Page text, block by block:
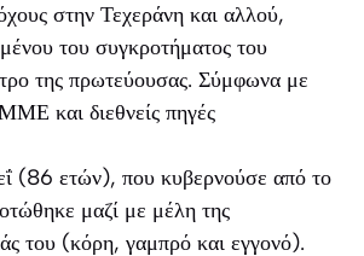
στην Τεχεράνη και αλλού,
του συγκροτήματος του
της πρωτεύουσας. Σύμφωνα με
και διεθνείς πηγές
(86 ετών), που κυβερνούσε από το
μαζί με μέλη της
του (κόρη, γαμπρό και εγγονό).